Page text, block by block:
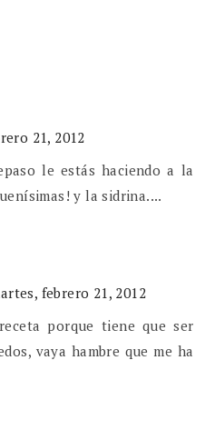
21, 2012
le estás haciendo a la
y la sidrina....
febrero 21, 2012
porque tiene que ser
vaya hambre que me ha